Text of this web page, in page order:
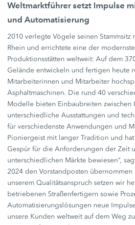
Weltmarktführer setzt Impulse
und Automatisierung
2010 verlegte Vögele seinen Stammsitz
Rhein und errichtete eine der
Produktionsstätten weltweit: Auf dem
Gelände entwickeln und fertigen heute
Mitarbeiterinnen und Mitarbeiter
Asphaltmaschinen. Die rund 40
Modelle bieten Einbaubreiten zwischen
unterschiedliche Ausstattungen und
für verschiedenste Anwendungen und
Pioniergeist mit langer Tradition und
Gespür für die Anforderungen der Zeit
unterschiedlichen Märkte bewiesen“,
2024 den Vorstandposten übernommen
unserem Qualitätsanspruch setzen wir
betriebenen Straßenfertigern sowie
Automatisierungslösungen neue
unsere Kunden weltweit auf dem Weg